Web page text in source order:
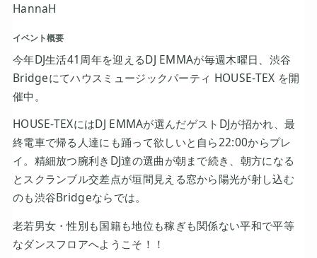
HannaH
イベント概要
今年DJ生活41周年を迎えるDJ EMMAが毎週木曜日、渋谷
Bridgeにてハウスミュージックパーティ HOUSE-TEX を開
催中。
HOUSE-TEXにはDJ EMMAが選んだゲストDJが招かれ、最
終電車で帰る人達にも踊って欲しいと自ら22:00からプレ
イ。精細放つ腕利きDJ達の選曲が朝まで続き、朝方になる
とスクランブル交差点が垣間見える窓から陽光が射し込む
のも渋谷Bridgeならでは。
老若男女・性別も国籍も地位も稼ぎも関係ない平和で平等
なダンスフロアへようこそ！！